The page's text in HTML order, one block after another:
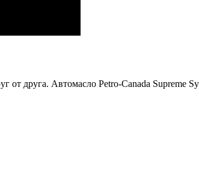
друга. Автомасло Petro-Canada Supreme